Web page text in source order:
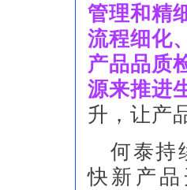
管理和精
流程细化
产品品质
源来推进
升，让产
何泰持
快新产